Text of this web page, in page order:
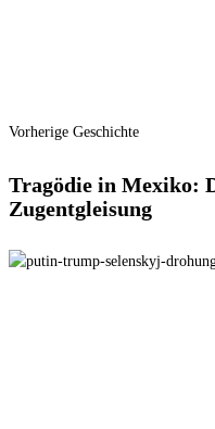
Vorherige Geschichte
Tragödie in Mexiko:
Zugentgleisung